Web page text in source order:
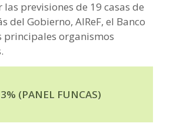
previsiones de 19 casas de
del Gobierno, AIReF, el Banco
principales organismos
(PANEL FUNCAS)